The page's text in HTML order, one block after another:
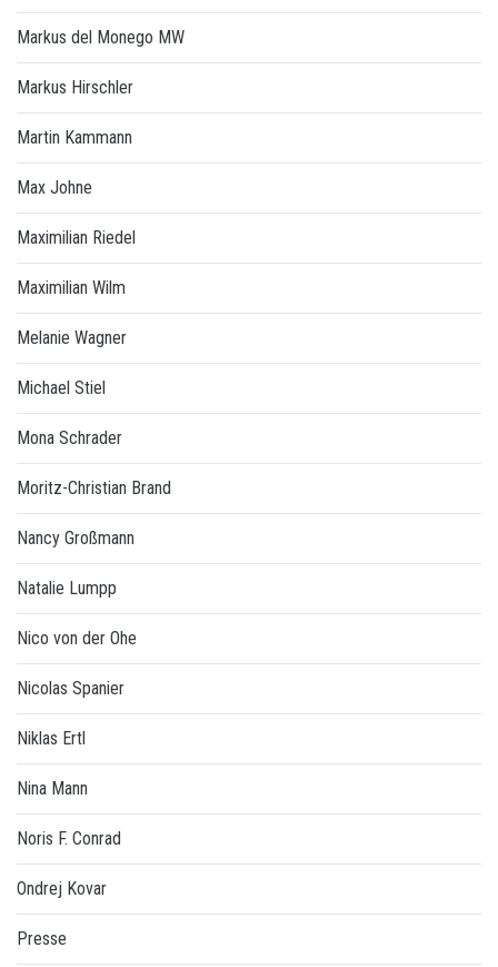
Markus del Monego MW
Markus Hirschler
Martin Kammann
Max Johne
Maximilian Riedel
Maximilian Wilm
Melanie Wagner
Michael Stiel
Mona Schrader
Moritz-Christian Brand
Nancy Großmann
Natalie Lumpp
Nico von der Ohe
Nicolas Spanier
Niklas Ertl
Nina Mann
Noris F. Conrad
Ondrej Kovar
Presse